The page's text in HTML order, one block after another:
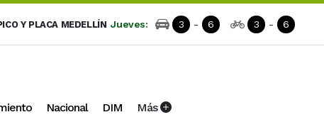
Y PLACA MEDELLÍN Jueves: 3 - 6 3 - 6
Nacional DIM Más